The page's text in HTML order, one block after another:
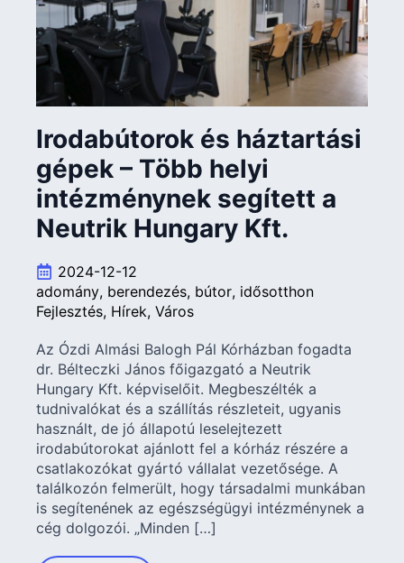
Irodabútorok és háztartási
gépek – Több helyi
intézménynek segített a
Neutrik Hungary Kft.
2024-12-12
adomány berendezés bútor idősotthon
Fejlesztés Hírek Város
Az Ózdi Almási Balogh Pál Kórházban fogadta
dr. Bélteczki János főigazgató a Neutrik
Hungary Kft. képviselőit. Megbeszélték a
tudnivalókat és a szállítás részleteit, ugyanis
használt, de jó állapotú leselejtezett
irodabútorokat ajánlott fel a kórház részére a
csatlakozókat gyártó vállalat vezetősége. A
találkozón felmerült, hogy társadalmi munkában
is segítenének az egészségügyi intézménynek a
cég dolgozói. „Minden […]